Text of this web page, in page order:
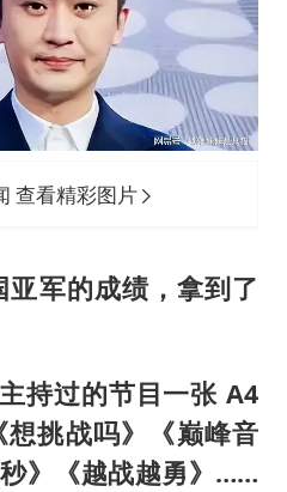
查看精彩图片
军的成绩，拿到了
持过的节目一张 A4
挑战吗》《巅峰音
》《越战越勇》……